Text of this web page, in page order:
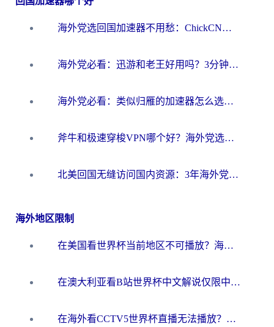
海外党选回国加速器不用愁：ChickCN和洞见哪个好？一篇搞定所有疑问
海外党必看：迅游和老王好用吗？3分钟选对加速国内网络的加速器
海外党必看：类似归雁的加速器怎么选？一篇搞定无缝访问国内资源
斧牛和极速穿梭VPN哪个好？海外党选回国加速器必看的真实对比与避坑指南
北美回国无缝访问国内资源：3年海外党亲测的加速器选择指南
海外地区限制
在美国看世界杯当前地区不可播放？海外党体育观赛终极指南来了！
在澳大利亚看B站世界杯中文解说仅限中国大陆？这篇指南帮你打破限制看遍赛事
在海外看CCTV5世界杯直播无法播放？这篇指南让你和国内球迷同步呐喊